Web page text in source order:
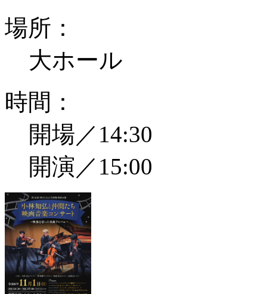
場所：
大ホール
時間：
開場／14:30
開演／15:00